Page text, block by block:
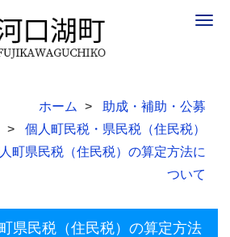
ホーム
助成・補助・公募
個人町民税・県民税（住民税）
町県民税（住民税）の算定方法に
ついて
県民税（住民税）の算定方法